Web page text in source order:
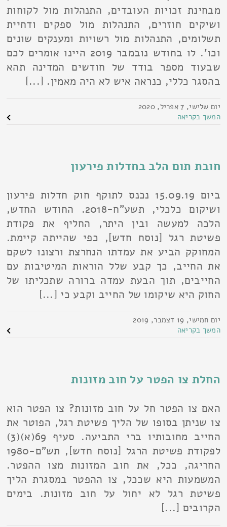
מבחינת זכויות העובדים, התנהלות מול לקוחות
ושיקים חוזרים, התנהלות מול ספקים ודחיית
תשלומים, התנהלות מול רשויות ומענקים שונים
וכו'. לו בחודש נובמבר 2019 היינו אומרים לכם
שבעוד מספר בודד של חודשים המדינה תהא
בהסגר כללי, כנראה איש לא היה מאמין. [...]
יום שלישי, 7 אפריל, 2020
המשך בקריאה
חובת תום הלב בחדלות פירעון
ביום 15.09.19 נכנס לתוקף חוק חדלות פירעון
ושיקום כלכלי, תשע"ח-2018. החודש החדש,
הלכה למעשה ובין היתר, החליף את פקודת
פשיטת רגל [נוסח חדש], כפי שהייתה קיימת.
המחוקק הביע את עמדתו הנחרצת ורצונו לשקם
את החייב, כך קבע שלל הוראות המיטיבות עם
החייבים, תוך הבעת עמדה ברורה שתכליתו של
החוק היא שיקומו של החייב וקבע כי [...]
יום חמישי, 19 דצמבר, 2019
המשך בקריאה
החלת צו הפטר על חוב מזונות
האם צו הפטר חל על חוב מזונות? צו הפטר הוא
צו שניתן בסופו של הליך פשיטת רגל, הפוטר את
החייב מחובותיו ברי התביעה. סעיף 69(א)(3)
לפקודת פשיטת הרגל [נוסח חדש], תש"ם-1980
החריגה, ככל, את חוב המזונות מצו ההפטר.
המשמעות היא שככל, צו ההפטר במסגרת הליך
פשיטת רגל לא יחול על חוב מזונות. בימים
הקרובים [...]